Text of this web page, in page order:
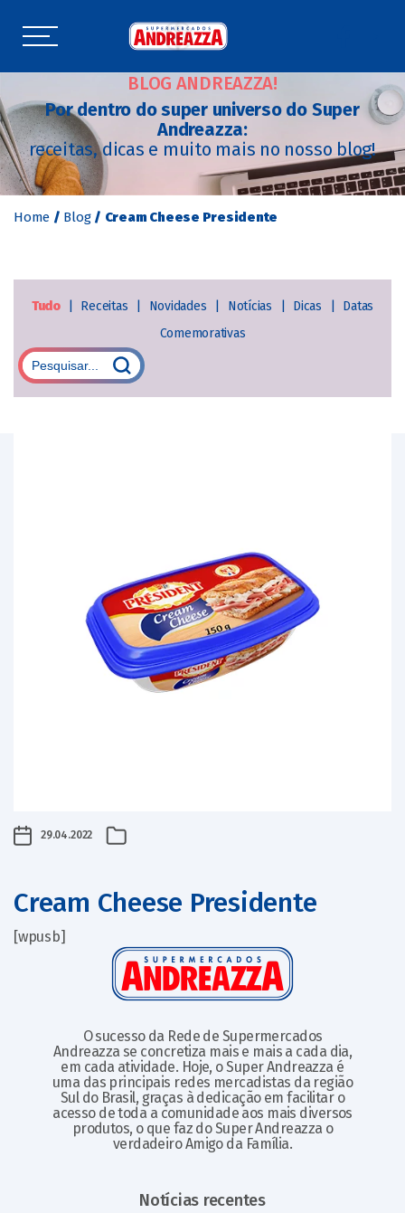
BLOG ANDREAZZA!
Por dentro do super universo do Super
Andreazza:
receitas, dicas e muito mais no nosso blog!
Home / Blog / Cream Cheese Presidente
Tudo Receitas Novidades Notícias Dicas
Datas
Comemorativas
29.04.2022
Cream Cheese Presidente
[wpusb]
O sucesso da Rede de Supermercados
Andreazza se concretiza mais e mais a cada dia,
em cada atividade. Hoje, o Super Andreazza é
uma das principais redes mercadistas da região
Sul do Brasil, graças à dedicação em facilitar o
acesso de toda a comunidade aos mais diversos
produtos, o que faz do Super Andreazza o
verdadeiro Amigo da Família.
Notícias recentes